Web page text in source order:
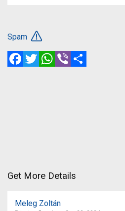
Spam
FacebookTwitterWhatsApp
Viber
Get More Details
Meleg Zoltán